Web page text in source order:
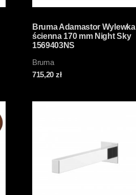
Bruma Adamastor Wylewka
ścienna 170 mm Night Sky
1569403NS
Bruma
715,20 zł